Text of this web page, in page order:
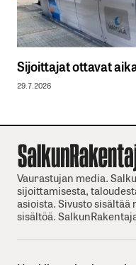
Sijoittajat ottavat
29.7.2026
Vaurastujan media.
sijoittamisesta,
asioista. Sivusto
sisältöä.